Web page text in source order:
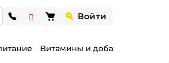
Войти
Витамины и добавки